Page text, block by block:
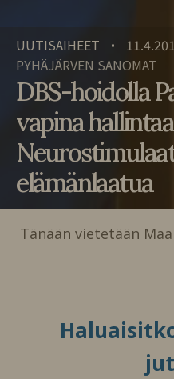
UUTISAIHEET •
PYHÄJÄRVEN SANOMAT
DBS-hoidolla
vapina
elämänlaatua
Tänään vietetään